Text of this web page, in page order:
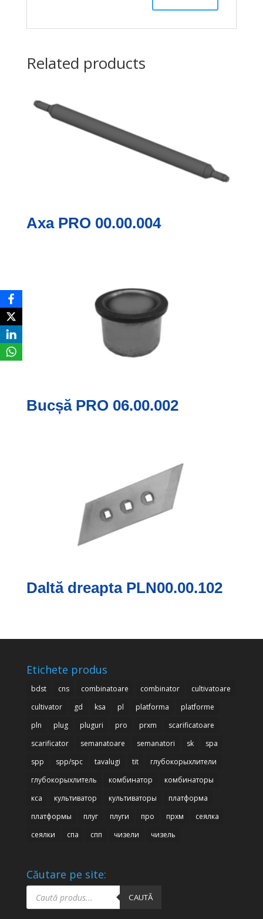
Related products
Axa PRO 00.00.004
Bucșă PRO 06.00.002
Daltă dreapta PLN00.00.102
Etichete produs
bdst cns combinatoare combinator
cultivatoare
cultivator
gd ksa pl platforma
platforme
pln
plug pluguri pro prxm
scarificatoare
scarificator
semanatoare semanatori sk
spa
spp
spp/spc tavalugi tit
глубокорыхлители
глубокорыхлитель
комбинатор
комбинаторы
кса
культиватор культиваторы
платформа
платформы
плуг плуги про прхм
сеялка
сеялки
спа спп чизели чизель
Căutare pe site:
Products
search CAUTĂ